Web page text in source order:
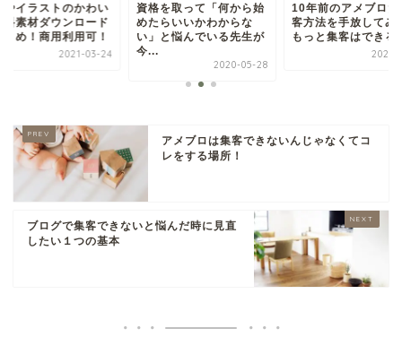
やイラストのかわい
料素材ダウンロード
とめ！商用利用可！
2021-03-24
資格を取って「何から始
めたらいいかわからな
い」と悩んでいる先生が
今...
2020-05-28
10年前のアメブロだ
客方法を手放してみ
もっと集客はできる
2020-
アメブロは集客できないんじゃなくてコ
レをする場所！
ブログで集客できないと悩んだ時に見直
したい１つの基本